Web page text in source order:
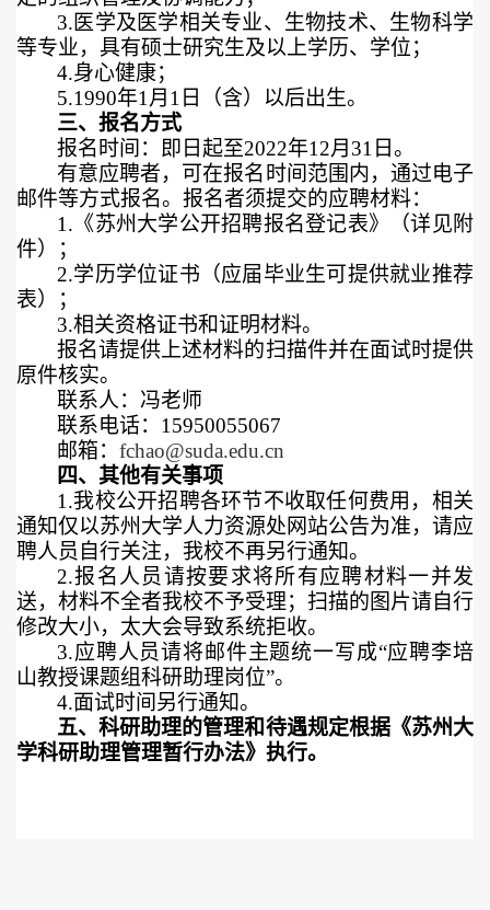
3.医学及医学相关专业、生物技术、生物科学
等专业，具有硕士研究生及以上学历、学位；
4.身心健康；
5.1990年1月 1 日（含）以后出生。
三、报名方式
报名时间：即日起至2022年12月 31 日。
有意应聘者，可在报名时间范围内，通过电子
邮件等方式报名。报名者须提交的应聘材料：
1. 《苏州大学公开招聘报名登记表》（详见附
件）；
2.学历学位证书（应届毕业生可提供就业推荐
表）；
3.相关资格证书和证明材料。
报名请提供上述材料的扫描件并在面试时提供
原件核实。
联系人：冯老师
联系电话： 15950055067
邮箱： fchao@suda.edu.cn
四、其他有关事项
1.我校公开招聘各环节不收取任何费用，相关
通知仅以苏州大学人力资源处网站公告为准，请应
聘人员自行关注，我校不再另行通知。
2.报名人员请按要求将所有应聘材料一并发
送，材料不全者我校不予受理；扫描的图片请自行
修改大小，太大会导致系统拒收。
3.应聘人员请将邮件主题统一写成“应聘李培
山教授课题组科研助理岗位”。
4.面试时间另行通知。
五、科研助理的管理和待遇规定根据《苏州大
学科研助理管理暂行办法》执行。